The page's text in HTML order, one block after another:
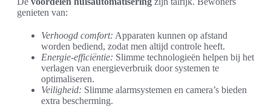
genieten van:
Verhoogd comfort: Apparaten kunnen op afstand
worden bediend, zodat men altijd controle heeft.
Energie-efficiëntie: Slimme technologieën helpen bij het
verlagen van energieverbruik door systemen te
optimaliseren.
Veiligheid: Slimme alarmsystemen en camera’s bieden
extra bescherming.